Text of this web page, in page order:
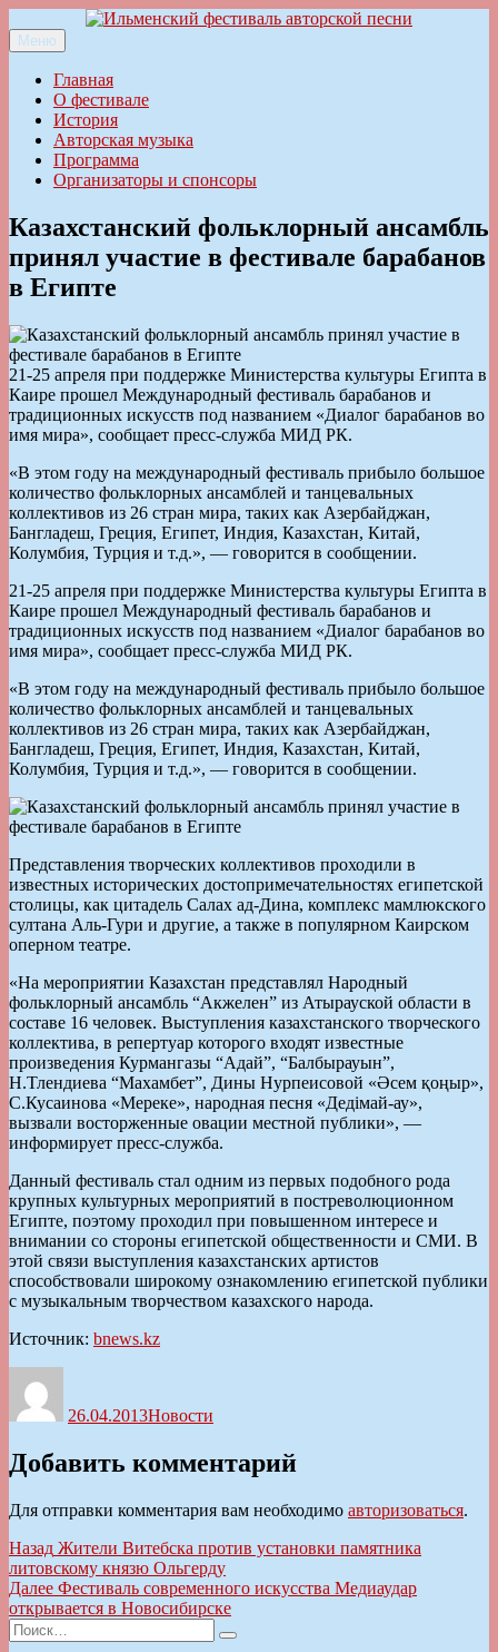
к
содержимому
Ильменский фестиваль авторской песни
Меню
Главная
О фестивале
История
Авторская музыка
Программа
Организаторы и спонсоры
Казахстанский фольклорный ансамбль
принял участие в фестивале барабанов
в Египте
21-25 апреля при поддержке Министерства культуры Египта в
Каире прошел Международный фестиваль барабанов и
традиционных искусств под названием «Диалог барабанов во
имя мира», сообщает пресс-служба МИД РК.
«В этом году на международный фестиваль прибыло большое
количество фольклорных ансамблей и танцевальных
коллективов из 26 стран мира, таких как Азербайджан,
Бангладеш, Греция, Египет, Индия, Казахстан, Китай,
Колумбия, Турция и т.д.», — говорится в сообщении.
21-25 апреля при поддержке Министерства культуры Египта в
Каире прошел Международный фестиваль барабанов и
традиционных искусств под названием «Диалог барабанов во
имя мира», сообщает пресс-служба МИД РК.
«В этом году на международный фестиваль прибыло большое
количество фольклорных ансамблей и танцевальных
коллективов из 26 стран мира, таких как Азербайджан,
Бангладеш, Греция, Египет, Индия, Казахстан, Китай,
Колумбия, Турция и т.д.», — говорится в сообщении.
Представления творческих коллективов проходили в
известных исторических достопримечательностях египетской
столицы, как цитадель Салах ад-Дина, комплекс мамлюкского
султана Аль-Гури и другие, а также в популярном Каирском
оперном театре.
«На мероприятии Казахстан представлял Народный
фольклорный ансамбль “Акжелен” из Атырауской области в
составе 16 человек. Выступления казахстанского творческого
коллектива, в репертуар которого входят известные
произведения Курмангазы “Адай”, “Балбырауын”,
Н.Тлендиева “Махамбет”, Дины Нурпеисовой «Әсем қоңыр»,
С.Кусаинова «Мереке», народная песня «Дедімай-ау»,
вызвали восторженные овации местной публики», —
информирует пресс-служба.
Данный фестиваль стал одним из первых подобного рода
крупных культурных мероприятий в постреволюционном
Египте, поэтому проходил при повышенном интересе и
внимании со стороны египетской общественности и СМИ. В
этой связи выступления казахстанских артистов
способствовали широкому ознакомлению египетской публики
с музыкальным творчеством казахского народа.
Источник: bnews.kz
26.04.2013Новости
Добавить комментарий
Для отправки комментария вам необходимо авторизоваться.
Навигация
по
записям
Назад Предыдущая
запись:
Жители Витебска против установки памятника
литовскому князю Ольгерду
Далее Следующая
запись:
Фестиваль современного искусства Медиаудар
открывается в Новосибирске
Искать:
Поиск